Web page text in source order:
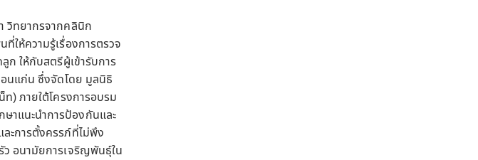
วิทยากรจากคลินิก
ให้ความรู้เรื่องการตรวจ
ลูก ให้กับสตรีผู้เข้ารับการ
นแก่น ซึ่งจัดโดย มูลนิธิ
) ภายใต้โครงการอบรม
าแนะนำการป้องกันและ
ะการตั้งครรภ์ที่ไม่พึง
อนามัยการเจริญพันธุ์ใน